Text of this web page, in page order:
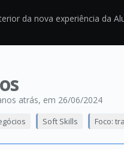
da nova experiência da
atrás, em 26/06/2024
Soft Skills Foco: